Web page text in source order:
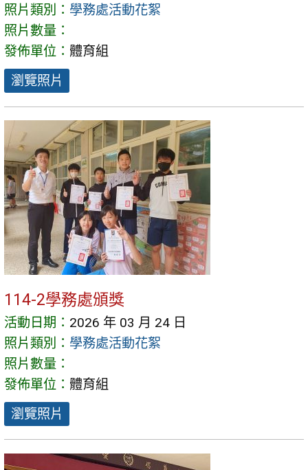
照片類別： 學務處活動花絮
照片數量：
發佈單位： 體育組
瀏覽照片
114-2學務處頒獎
活動日期： 2026 年 03 月 24 日
照片類別： 學務處活動花絮
照片數量：
發佈單位： 體育組
瀏覽照片